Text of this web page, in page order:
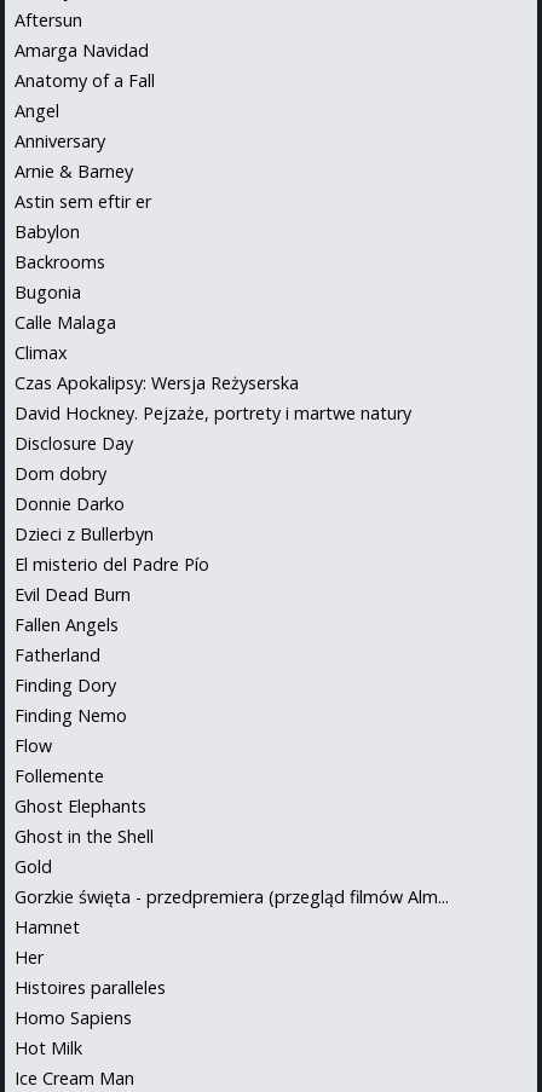
Aftersun
Amarga Navidad
Anatomy of a Fall
Angel
Anniversary
Arnie & Barney
Astin sem eftir er
Babylon
Backrooms
Bugonia
Calle Malaga
Climax
Czas Apokalipsy: Wersja Reżyserska
David Hockney. Pejzaże, portrety i martwe natury
Disclosure Day
Dom dobry
Donnie Darko
Dzieci z Bullerbyn
El misterio del Padre Pío
Evil Dead Burn
Fallen Angels
Fatherland
Finding Dory
Finding Nemo
Flow
Follemente
Ghost Elephants
Ghost in the Shell
Gold
Gorzkie święta - przedpremiera (przegląd filmów Alm...
Hamnet
Her
Histoires paralleles
Homo Sapiens
Hot Milk
Ice Cream Man